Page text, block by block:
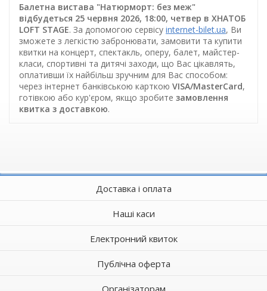
Балетна вистава "Натюрморт: без меж"
відбудеться 25 червня 2026, 18:00, четвер в ХНАТОБ
LOFT STAGE. За допомогою сервісу internet-bilet.ua, Ви
зможете з легкістю забронювати, замовити та купити
квитки на концерт, спектакль, оперу, балет, майстер-
класи, спортивні та дитячі заходи, що Вас цікавлять,
оплативши їх найбільш зручним для Вас способом:
через інтернет банківською карткою VISA/MasterCard,
готівкою або кур'єром, якщо зробите замовлення
квитка з доставкою.
Доставка і оплата
Наші каси
Електронний квиток
Публічна оферта
Організаторам